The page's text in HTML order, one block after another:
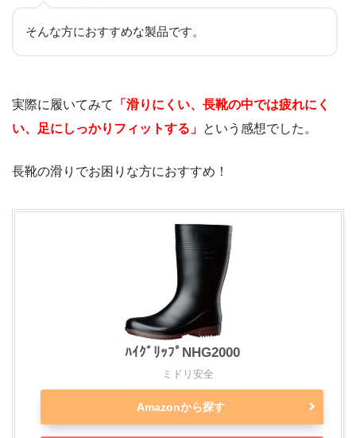
そんな方におすすめな製品です。
実際に履いてみて
「滑りにくい、長靴の中では疲れにく
い、足にしっかりフィットする 」 という感想でした。
長靴の滑りでお困りな方におすすめ！
ﾊｲｸﾞﾘｯﾌﾟNHG2000
ミドリ安全
Amazonから探す